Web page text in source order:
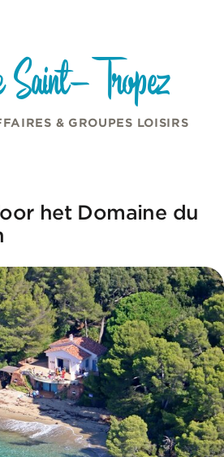
Saint-Tropez
& GROUPES LOISIRS
het Domaine du